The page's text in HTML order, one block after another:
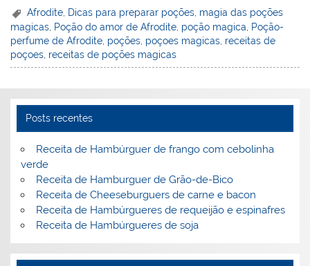
er
e
st
k
e
dI
c
e
b
o
k
itt
er
ai
l
h
o
o
ai
t
ar
e
Afrodite Dicas para preparar poções magia das poções
magicas Poção do amor de Afrodite poção magica
Poção-
perfume de Afrodite poções poçoes magicas receitas de
poçoes receitas de poções magicas
Posts recentes
Receita de Hambúrguer de frango com cebolinha
verde
Receita de Hamburguer de Grão-de-Bico
Receita de Cheeseburguers de carne e bacon
Receita de Hambúrgueres de requeijão e espinafres
Receita de Hambúrgueres de soja